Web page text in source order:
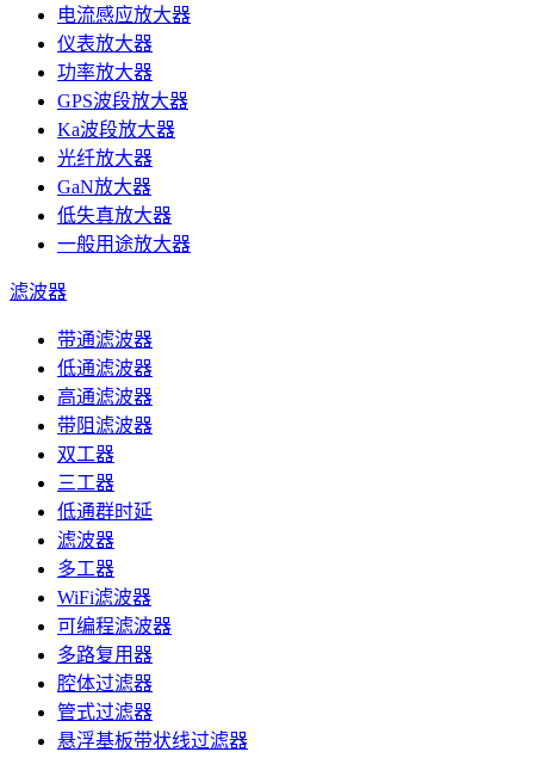
电流感应放大器
仪表放大器
功率放大器
GPS波段放大器
Ka波段放大器
光纤放大器
GaN放大器
低失真放大器
一般用途放大器
滤波器
带通滤波器
低通滤波器
高通滤波器
带阻滤波器
双工器
三工器
低通群时延
滤波器
多工器
WiFi滤波器
可编程滤波器
多路复用器
腔体过滤器
管式过滤器
悬浮基板带状线过滤器